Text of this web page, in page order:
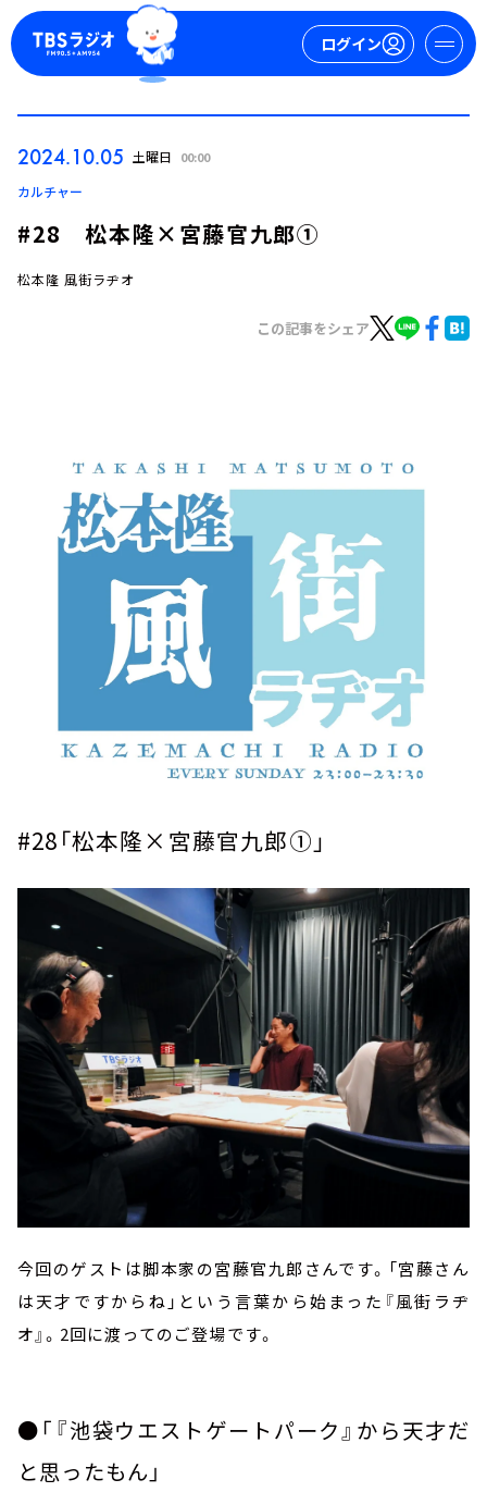
ログイン
TBS Podcast
お知らせ
イベント・グッズ
YouTube
会社情報
2024.10.05 土曜日 00:00
カルチャー
#28 松本隆×宮藤官九郎①
松本隆 風街ラヂオ
この記事をシェア
#28 「松本隆×宮藤官九郎①」
今回のゲストは脚本家の宮藤官九郎さんです。「宮藤さん
は天才ですからね」という言葉から始まった『風街ラヂ
オ』。 2回に渡ってのご登場です。
●「『池袋ウエストゲートパーク』から天才だ
と思ったもん」